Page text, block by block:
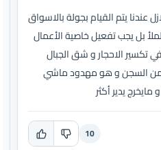
يتم القيام بجولة بالاسواق
بل يجب تفعيل خاصية الأعمال
تكسير الاحجار و شق الجبال
من السجن و هو مهدود ماشي
يدير أكثر
10